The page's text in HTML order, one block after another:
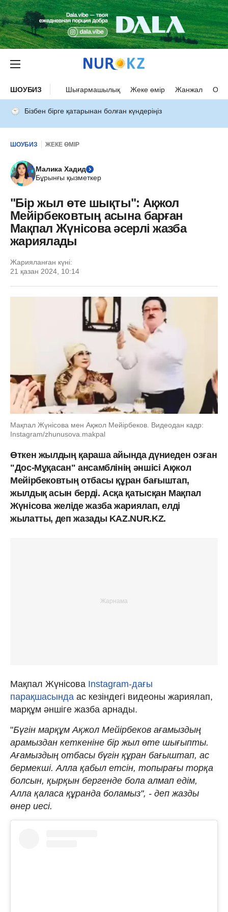
ШОУБИЗ Шығармашылық Жеке өмір Жанжал
Бізбен бірге қатарынан болған күндеріңіз
ШОУБИЗ ЖЕКЕ ӨМІР
Малика Хадид
Бұрынғы қызметкер
"Бір жыл өте шықты": Ақжол
Мейірбековтың асына барған
Мақпал Жүнісова әсерлі жазба
жариялады
Жарияланған күні:
21 қазан 2024, 10:14
Мақпал Жүнісова мен Ақжол Мейірбеков. Видеодан кадр:
Instagram/zhunusova.makpal
Өткен жылдың қараша айында дүниеден озған
"Дос-Мұқасан" ансамблінің әншісі Ақжол
Мейірбековтың отбасы құран бағыштап,
жылдық асын берді. Асқа қатысқан Мақпал
Жүнісова желіде жазба жариялап, елді
жылатты, деп жазады KAZ.NUR.KZ.
Мақпал Жүнісова Instagram-дағы
парақшасында ас кезіндегі видеоны жариялап,
марқұм әншіге жазба арнады.
"Бүгін марқұм Ақжол Мейірбеков ағамыздың
арамыздан кеткеніне бір жыл өте шығыпты.
Ағамыздың отбасы бүгін құран бағыштап, ас
бермекші. Алла қабыл етсін, топырағы торқа
болсын, қырқын бергенде бола алмап едім,
Алла қаласа құранда боламыз", - деп жазды
өнер иесі.